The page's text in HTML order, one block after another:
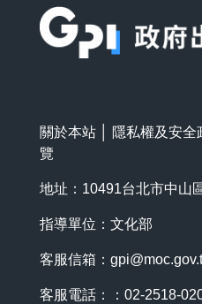
關於本站 隱私權及安全
覽
地址：10491台北市中山
指導單位：文化部
客服信箱：
客服電話：：02-2518-